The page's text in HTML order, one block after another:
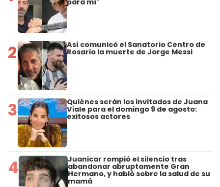
para mí"
2 Así comunicó el Sanatorio Centro de
Rosario la muerte de Jorge Messi
3 Quiénes serán los invitados de Juana
Viale para el domingo 9 de agosto:
exitosos actores
4 Juanicar rompió el silencio tras
abandonar abruptamente Gran
Hermano, y habló sobre la salud de su
mamá